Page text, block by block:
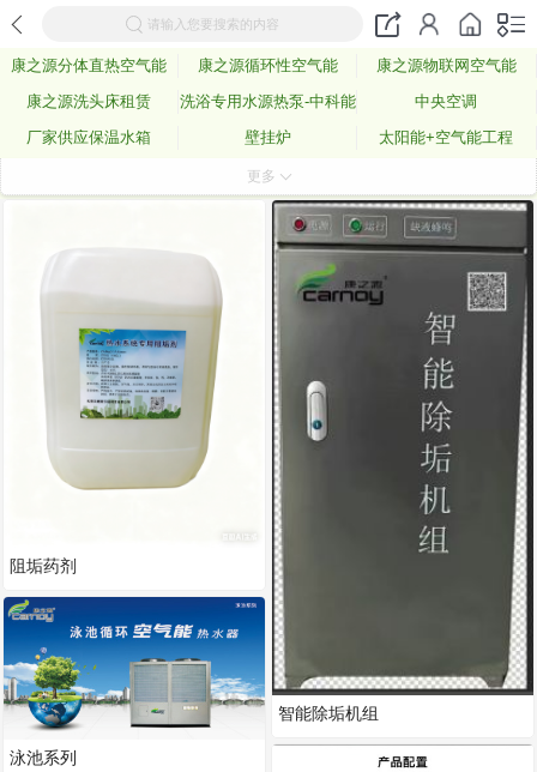
请输入您要搜索的内容
康之源分体直热空气能 康之源循环性空气能
康之源物联网空气能
康之源洗头床租赁
洗浴专用水源热泵-中科能
中央空调
厂家供应保温水箱
壁挂炉
太阳能+空气能工程
更多
阻垢药剂
泳池系列
智能除垢机组